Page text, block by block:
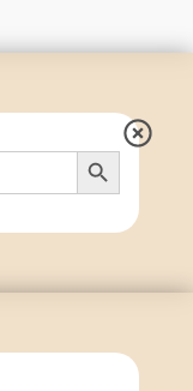
Search Button